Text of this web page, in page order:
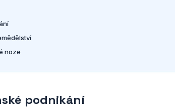
noze
podnikání